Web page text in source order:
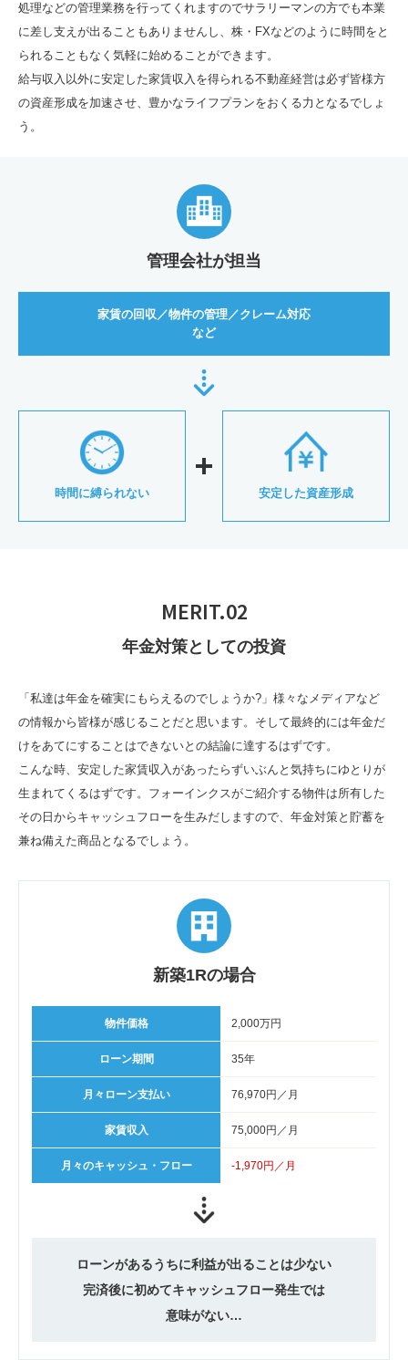
処理などの管理業務を行ってくれますのでサラリーマンの方でも本業
に差し支えが出ることもありませんし、株・FXなどのように時間をと
られることもなく気軽に始めることができます。
給与収入以外に安定した家賃収入を得られる不動産経営は必ず皆様方
の資産形成を加速させ、豊かなライフプランをおくる力となるでしょ
う。
管理会社が担当
家賃の回収／物件の管理／クレーム対応
など
時間に縛られない 安定した資産形成
MERIT.02
年金対策としての投資
「私達は年金を確実にもらえるのでしょうか?」様々なメディアなど
の情報から皆様が感じることだと思います。そして最終的には年金だ
けをあてにすることはできないとの結論に達するはずです。
こんな時、安定した家賃収入があったらずいぶんと気持ちにゆとりが
生まれてくるはずです。フォーインクスがご紹介する物件は所有した
その日からキャッシュフローを生みだしますので、年金対策と貯蓄を
兼ね備えた商品となるでしょう。
新築1Rの場合
物件価格 2,000万円
ローン期間 35年
月々ローン支払い 76,970円／月
家賃収入 75,000円／月
月々のキャッシュ・フロー -1,970円／月
ローンがあるうちに利益が出ることは少ない
完済後に初めてキャッシュフロー発生では
意味がない…